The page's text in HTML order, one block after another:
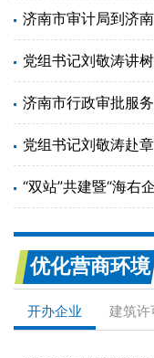
济南市审计局到济
“双站”共建暨“海右
优化营商环境
开办企业 建筑许